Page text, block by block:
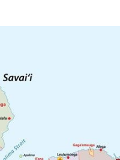
moverse en Seychelles de
El barrio más castizo de Malabo
y las cataratas Maletsunyane